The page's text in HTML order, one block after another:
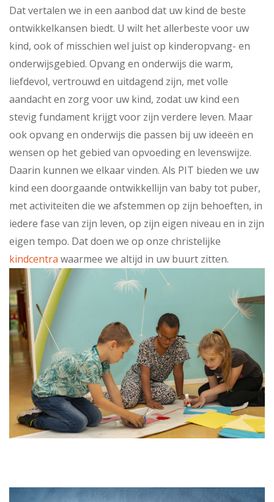
Dat vertalen we in een aanbod dat uw kind de beste
ontwikkelkansen biedt. U wilt het allerbeste voor uw
kind, ook of misschien wel juist op kinderopvang- en
onderwijsgebied. Opvang en onderwijs die warm,
liefdevol, vertrouwd en uitdagend zijn, met volle
aandacht en zorg voor uw kind, zodat uw kind een
stevig fundament krijgt voor zijn verdere leven. Maar
ook opvang en onderwijs die passen bij uw ideeën en
wensen op het gebied van opvoeding en levenswijze.
Daarin kunnen we elkaar vinden. Als PIT bieden we uw
kind een doorgaande ontwikkellijn van baby tot puber,
met activiteiten die we afstemmen op zijn behoeften, in
iedere fase van zijn leven, op zijn eigen niveau en in zijn
eigen tempo. Dat doen we op onze christelijke
kindcentra waarmee we altijd in uw buurt zitten.